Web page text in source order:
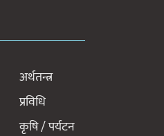
अर्थतन्त्र
प्रविधि
कृषि / पर्यटन